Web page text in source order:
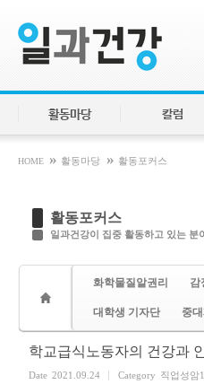
활동마당 칼럼
HOME » 활동마당 » 활동포커스
활동포커스
일과건강이 집중 활동하고 있는 분
화학물질알권리 감
대학생 기자단 중
학교급식노동자의 건강과
Date 2021.09.24 Category 직업성암